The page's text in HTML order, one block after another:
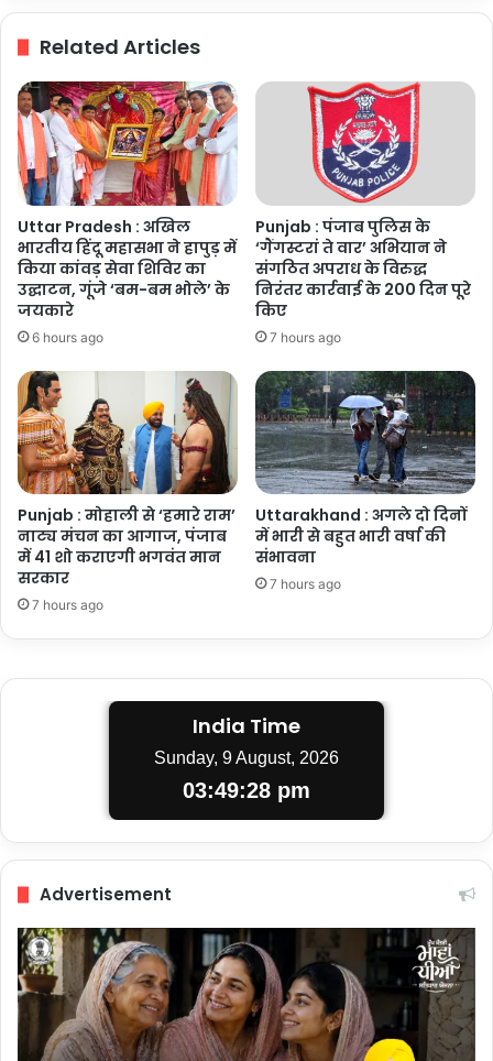
घोंटकर
हुआ
पति
Related Articles
Uttar Pradesh : अखिल
भारतीय हिंदू महासभा ने हापुड़ में
किया कांवड़ सेवा शिविर का
उद्घाटन, गूंजे ‘बम-बम भोले’ के
जयकारे
6 hours ago
Punjab : पंजाब पुलिस के
‘गैंगस्टरां ते वार’ अभियान ने
संगठित अपराध के विरुद्ध
निरंतर कार्रवाई के 200 दिन पूरे
किए
7 hours ago
Punjab : मोहाली से ‘हमारे राम’
नाट्य मंचन का आगाज, पंजाब
में 41 शो कराएगी भगवंत मान
सरकार
7 hours ago
Uttarakhand : अगले दो दिनों
में भारी से बहुत भारी वर्षा की
संभावना
7 hours ago
India Time
Sunday, 9 August, 2026
03:49:29 pm
Advertisement